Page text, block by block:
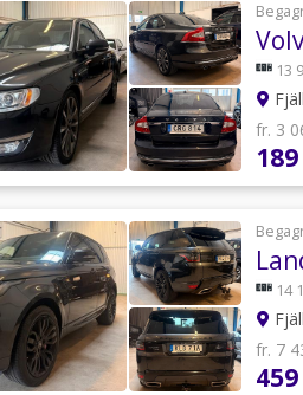
13
fr. 3
14
fr. 7